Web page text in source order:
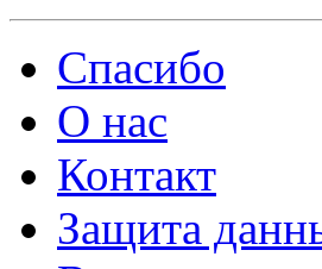
Спасибо
О нас
Контакт
Защита